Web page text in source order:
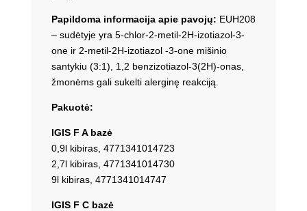
Papildoma informacija apie pavojų: EUH208
– sudėtyje yra 5-chlor-2-metil-2H-izotiazol-3-
one ir 2-metil-2H-izotiazol -3-one mišinio
santykiu (3:1), 1,2 benzizotiazol-3(2H)-onas,
žmonėms gali sukelti alerginę reakciją.
Pakuotė:
IGIS F A bazė
0,9l kibiras, 4771341014723
2,7l kibiras, 4771341014730
9l kibiras, 4771341014747
IGIS F C bazė